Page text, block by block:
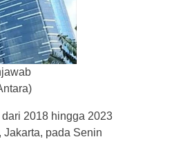
2018 hingga 2023
pada Senin